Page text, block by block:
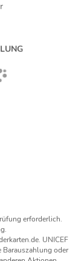
erforderlich.
UNICEF
oder